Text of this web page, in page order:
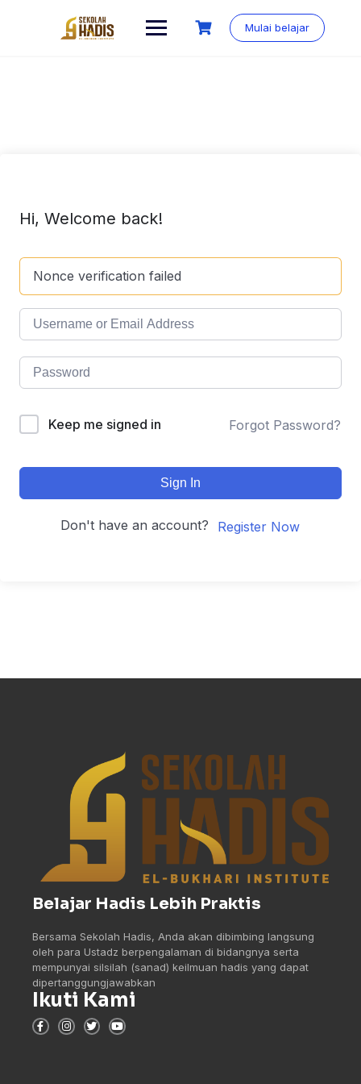
Mulai belajar
Hi, Welcome back!
Nonce verification failed
Keep me signed in Forgot Password?
Sign In
Don't have an account? Register Now
Belajar Hadis Lebih Praktis
Bersama Sekolah Hadis, Anda akan dibimbing langsung
oleh para Ustadz berpengalaman di bidangnya serta
mempunyai silsilah (sanad) keilmuan hadis yang dapat
dipertanggungjawabkan
Ikuti Kami